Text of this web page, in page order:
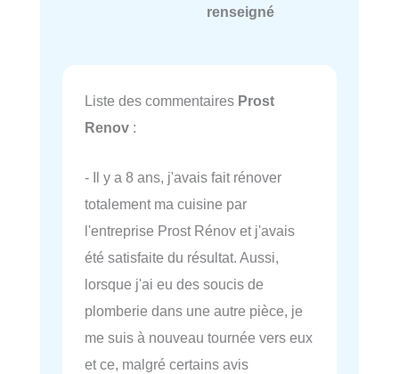
renseigné
Liste des commentaires Prost
Renov :
- Il y a 8 ans, j'avais fait rénover
totalement ma cuisine par
l'entreprise Prost Rénov et j'avais
été satisfaite du résultat. Aussi,
lorsque j'ai eu des soucis de
plomberie dans une autre pièce, je
me suis à nouveau tournée vers eux
et ce, malgré certains avis